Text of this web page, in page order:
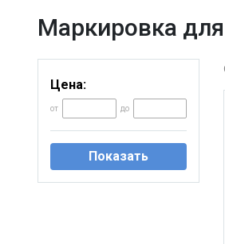
Маркировка
Цена:
от до
Показать